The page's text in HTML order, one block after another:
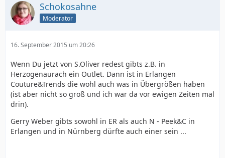
Schokosahne
Moderator
16. September 2015 um 20:26
Wenn Du jetzt von S.Oliver redest gibts z.B. in
Herzogenaurach ein Outlet. Dann ist in Erlangen
Couture&Trends die wohl auch was in Übergrößen haben
(ist aber nicht so groß und ich war da vor ewigen Zeiten mal
drin).
Gerry Weber gibts sowohl in ER als auch N - Peek&C in
Erlangen und in Nürnberg dürfte auch einer sein ...